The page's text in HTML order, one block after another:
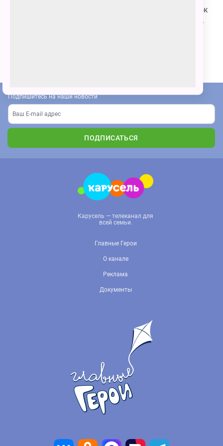
поздравить его с днём белого медведя! Мой рисунок
очень красочный! Спасибо за внимание, и хорошего
Подпишитесь на наши новости
ПОДПИСАТЬСЯ
Карусель — телеканал для
всей семьи.
Главные Герои
О канале
Реклама
Документы